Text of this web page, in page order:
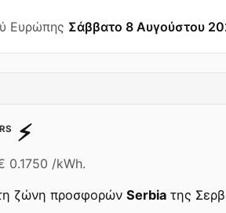
Ευρώπης Σάββατο 8 Αυγούστου
RS ⚡️
0.1750 /kWh.
ζώνη προσφορών Serbia της